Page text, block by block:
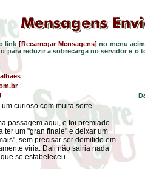
link [Recarregar Mensagens] no menu
para reduzir a sobrecarga no servidor e o
curioso com muita sorte.
passagem aqui, e foi premiado
ter um "gran finale" e deixar um
sem precisar ser demitido em
viria. Dali não sairia nada
se estabeleceu.